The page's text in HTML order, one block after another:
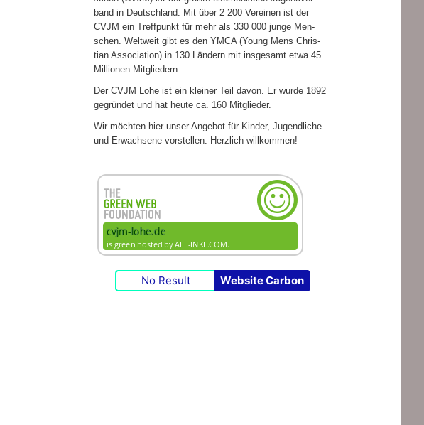
band in Deutsch­land. Mit über 2 200 Ver­ei­nen ist der
CVJM ein Treff­punkt für mehr als 330 000 junge Men­
schen. Welt­weit gibt es den YMCA (Young Mens Chris­
tian Asso­cia­tion) in 130 Län­dern mit ins­ge­samt etwa 45
Mil­lio­nen Mitgliedern.
Der CVJM Lohe ist ein klei­ner Teil davon. Er wurde 1892
gegrün­det und hat heute ca. 160 Mitglieder.
Wir möch­ten hier unser Ange­bot für Kin­der, Jugend­li­che
und Erwach­sene vor­stel­len. Herz­lich willkommen!
No Result Website Carbon